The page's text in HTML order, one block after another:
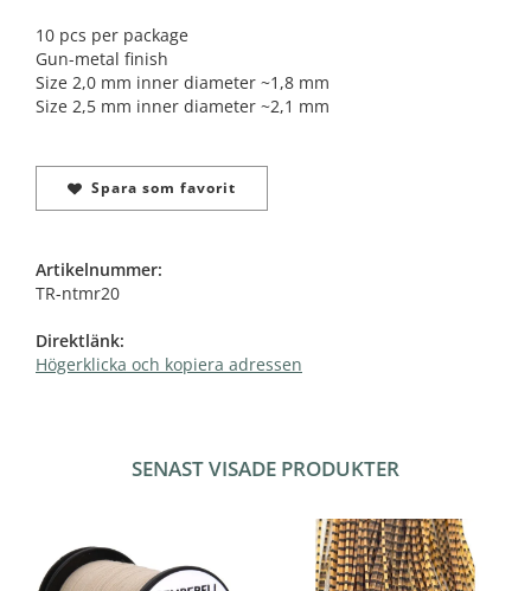
10 pcs per package
Gun-metal finish
Size 2,0 mm inner diameter ~1,8 mm
Size 2,5 mm inner diameter ~2,1 mm
Spara som favorit
Artikelnummer:
TR-ntmr20
Direktlänk:
Högerklicka och kopiera adressen
SENAST VISADE PRODUKTER